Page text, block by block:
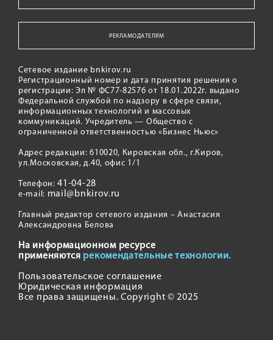
РЕКЛАМОДАТЕЛЯМ
Сетевое издание bnkirov.ru
Регистрационный номер и дата принятия решения о
регистрации: Эл № ФС77-82576 от 18.01.2022г. выдано
Федеральной службой по надзору в сфере связи,
информационных технологий и массовых
коммуникаций. Учредитель — Общество с
ограниченной ответственностью «Бизнес Ньюс»
Адрес редакции: 610020, Кировская обл., г.Киров,
ул.Московская, д.40, офис 1/1
Телефон:41-04-28
e-mail: mail@bnkirov.ru
Главный редактор сетевого издания – Анастасия
Александровна Белова
На информационном ресурсе
применяются рекомендательные технологии.
Пользовательское соглашение
Юридическая информация
Все права защищены. Copyright © 2025